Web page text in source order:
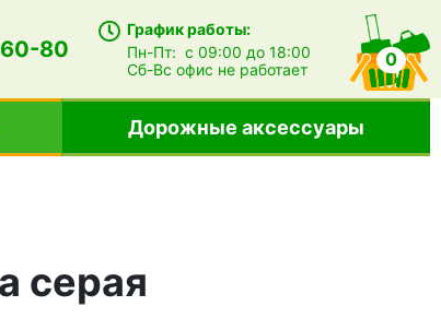
80
График работы:
Пн-Пт:с 09:00 до 18:00
Сб-Всофис не работает 0
Дорожные аксессуары
серая